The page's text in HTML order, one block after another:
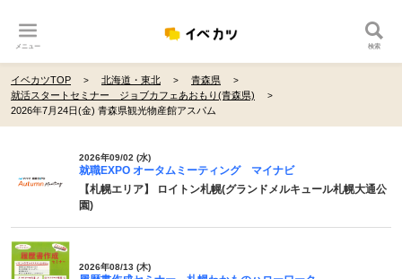
メニュー 検索
イベカツTOP 北海道・東北
青森県
就活スタートセミナー ジョブカフェあおもり(青森県)
2026年7月24日(金) 青森県観光物産館アスパム
2026年09/02 (水)
就職EXPO オータムミーティング マイナビ
【札幌エリア】 ロイトン札幌(グランドメルキュール札幌大通公
園)
2026年08/13 (木)